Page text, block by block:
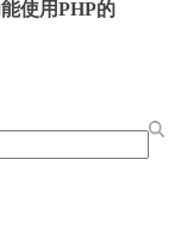
使用PHP的